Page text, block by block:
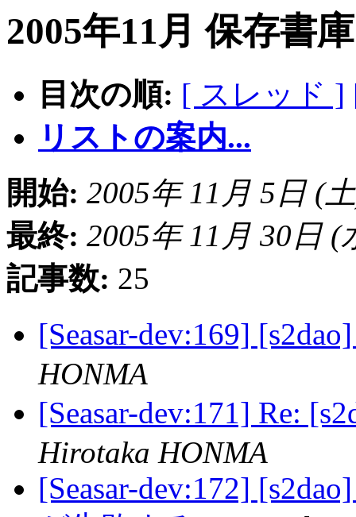
2005年11月 保存書
目次の順: [ スレッド ]
リストの案内...
開始: 2005年 11月 5日 (
最終: 2005年 11月 30日 (
記事数: 25
[Seasar-dev:169]
HONMA
[Seasar-dev:171] Re:
Hirotaka HONMA
[Seasar-dev:172]